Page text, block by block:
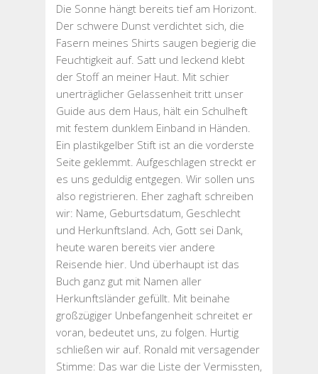
Die Sonne hängt bereits tief am Horizont.
Der schwere Dunst verdichtet sich, die
Fasern meines Shirts saugen begierig die
Feuchtigkeit auf. Satt und leckend klebt
der Stoff an meiner Haut. Mit schier
unerträglicher Gelassenheit tritt unser
Guide aus dem Haus, hält ein Schulheft
mit festem dunklem Einband in Händen.
Ein plastikgelber Stift ist an die vorderste
Seite geklemmt. Aufgeschlagen streckt er
es uns geduldig entgegen. Wir sollen uns
also registrieren. Eher zaghaft schreiben
wir: Name, Geburtsdatum, Geschlecht
und Herkunftsland. Ach, Gott sei Dank,
heute waren bereits vier andere
Reisende hier. Und überhaupt ist das
Buch ganz gut mit Namen aller
Herkunftsländer gefüllt. Mit beinahe
großzügiger Unbefangenheit schreitet er
voran, bedeutet uns, zu folgen. Hurtig
schließen wir auf. Ronald mit versagender
Stimme: Das war die Liste der Vermissten,